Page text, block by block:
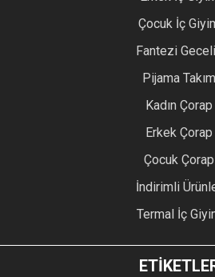
Çocuk İç
Fantezi
Pijama Takım
Kadın Çorap
Erkek Çorap
Çocuk Çorap
İndirimli
Termal İç